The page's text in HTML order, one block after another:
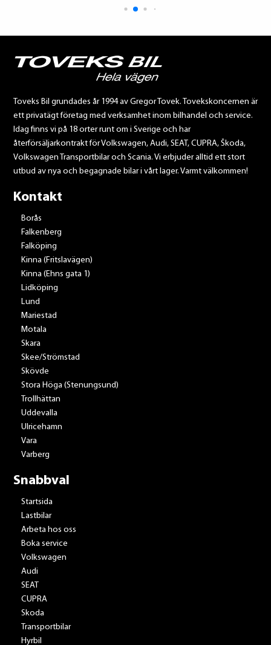
Toveks Bil grundades år 1994 av Gregor Tovek. Tovekskoncernen är
ett privatägt företag med verksamhet inom bilhandel och service.
Idag finns vi på 18 orter runt om i Sverige och har
återförsäljarkontrakt för Volkswagen, Audi, SEAT, CUPRA, Škoda,
Volkswagen Transportbilar och Scania. Vi erbjuder alltid ett stort
utbud av nya och begagnade bilar i vårt lager. Varmt välkommen!
Kontakt
Borås
Falkenberg
Falköping
Kinna (Fritslavägen)
Kinna (Ehns gata 1)
Lidköping
Lund
Mariestad
Motala
Skara
Skee/Strömstad
Skövde
Stora Höga (Stenungsund)
Trollhättan
Uddevalla
Ulricehamn
Vara
Varberg
Snabbval
Startsida
Lastbilar
Arbeta hos oss
Boka service
Volkswagen
Audi
SEAT
CUPRA
Skoda
Transportbilar
Hyrbil